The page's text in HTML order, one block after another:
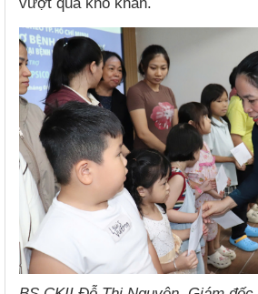
vượt qua khó khăn.